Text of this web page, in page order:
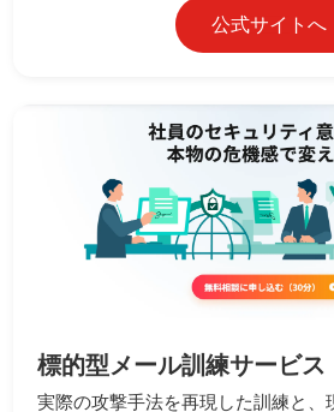
公式サイトへ
標的型メール訓練サービス
実際の攻撃手法を再現した訓練と、